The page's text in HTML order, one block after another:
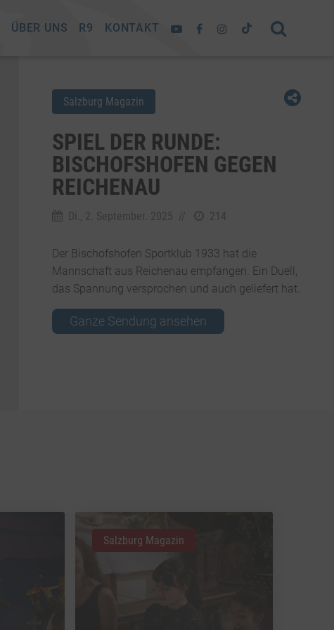
ÜBER UNS R9 KONTAKT
Salzburg Magazin
SPIEL DER RUNDE:
BISCHOFSHOFEN GEGEN
REICHENAU
Di., 2. September. 2025 // 214
Der Bischofshofen Sportklub 1933 hat die
Mannschaft aus Reichenau empfangen. Ein Duell,
das Spannung versprochen und auch geliefert hat.
Ganze Sendung ansehen
Salzburg Magazin